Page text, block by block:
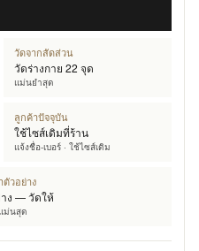
วัดจากสัดส่วน
วัดร่างกาย 22 จุด
แม่นยำสุด
ลูกค้าปัจจุบัน
ใช้ไซส์เดิมที่ร้าน
แจ้งชื่อ-เบอร์ · ใช้ไซส์เดิม
ตัวอย่าง
าง — วัดให้
ม่นสุด